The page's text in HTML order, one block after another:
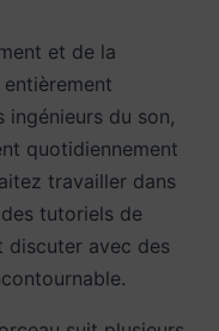
et de la
ingénieurs du son,
quotidiennement
travailler dans
tutoriels de
discuter avec des